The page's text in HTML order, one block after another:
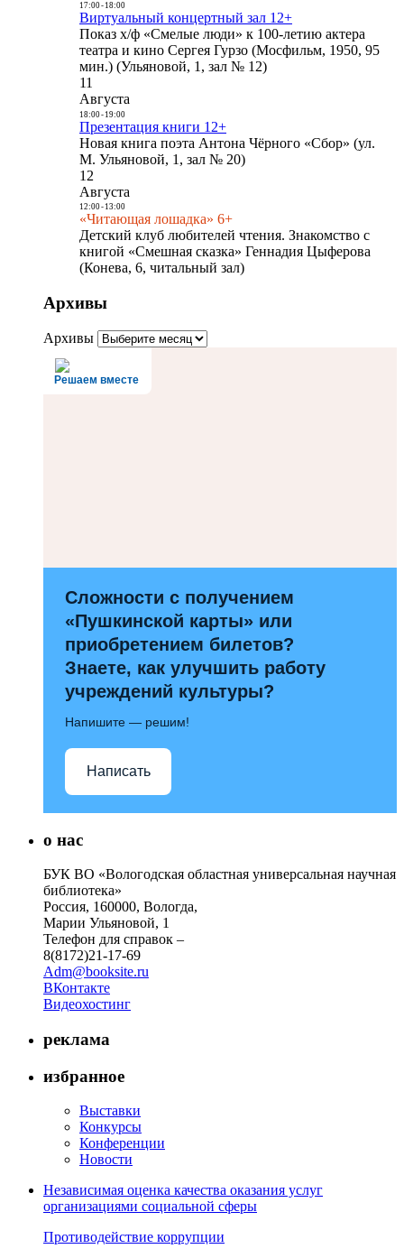
17:00- 18:00
Виртуальный концертный зал 12+
Показ х/ф «Смелые люди» к 100-летию актера
театра и кино Сергея Гурзо (Мосфильм, 1950, 95
мин.) (Ульяновой, 1, зал № 12)
11
Августа
18:00- 19:00
Презентация книги 12+
Новая книга поэта Антона Чёрного «Сбор» (ул.
М. Ульяновой, 1, зал № 20)
12
Августа
12:00- 13:00
«Читающая лошадка» 6+
Детский клуб любителей чтения. Знакомство с
книгой «Смешная сказка» Геннадия Цыферова
(Конева, 6, читальный зал)
Архивы
Архивы
Решаем вместе
Сложности с получением
«Пушкинской карты» или
приобретением билетов?
Знаете, как улучшить работу
учреждений культуры?
Напишите — решим!
Написать
о нас
БУК ВО «Вологодская областная универсальная научная
библиотека»
Россия, 160000, Вологда,
Марии Ульяновой, 1
Телефон для справок –
8(8172)21-17-69
Adm@booksite.ru
ВКонтакте
Видеохостинг
реклама
избранное
Выставки
Конкурсы
Конференции
Новости
Независимая оценка качества оказания услуг
организациями социальной сферы
Противодействие коррупции